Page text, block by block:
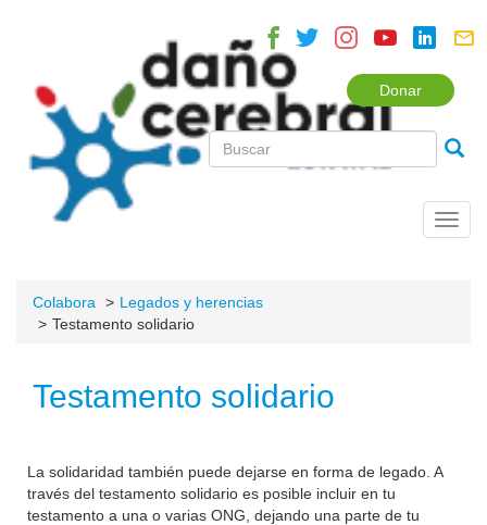
Donar
Colabora
Legados y herencias
Testamento solidario
Testamento solidario
La solidaridad también puede dejarse en forma de legado. A
través del testamento solidario es posible incluir en tu
testamento a una o varias ONG, dejando una parte de tu